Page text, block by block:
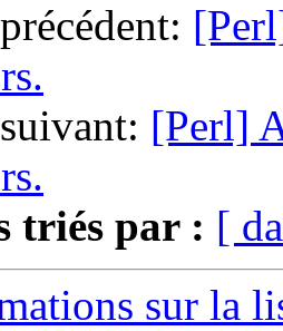
[Perl]
triés par : [
sur la